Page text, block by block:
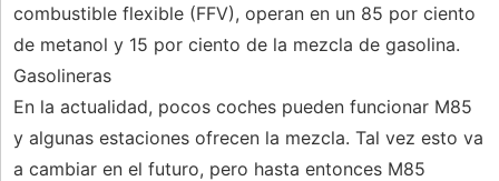
combustible flexible (FFV), operan en un 85 por ciento
de metanol y 15 por ciento de la mezcla de gasolina.
Gasolineras
En la actualidad, pocos coches pueden funcionar M85
y algunas estaciones ofrecen la mezcla. Tal vez esto va
a cambiar en el futuro, pero hasta entonces M85